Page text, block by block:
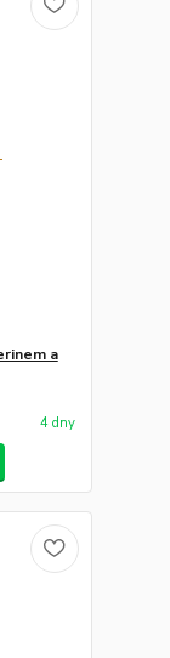
a
4 dny